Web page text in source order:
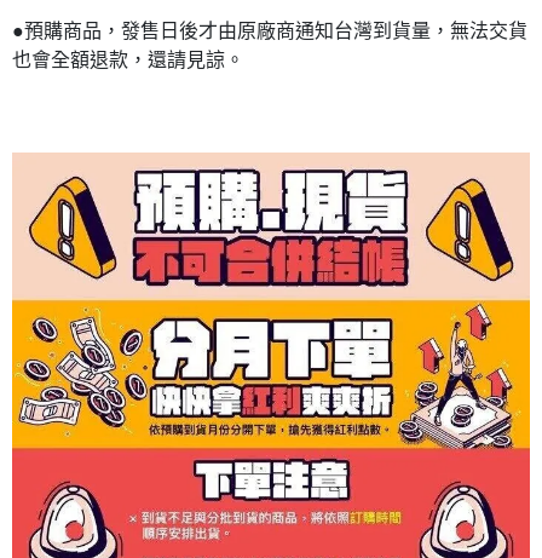
●預購商品，發售日後才由原廠商通知台灣到貨量，無法交貨
也會全額退款，還請見諒。